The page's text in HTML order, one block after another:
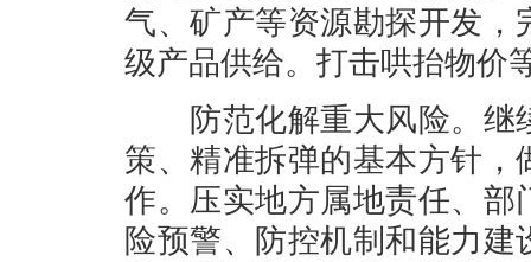
气、矿产等资源勘探开发
级产品供给。打击哄抬物价
防范化解重大风险。继
策、精准拆弹的基本方针
作。压实地方属地责任、
险预警、防控机制和能力